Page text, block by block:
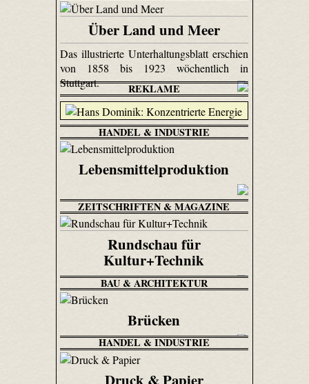
Über Land und Meer
Das illustrierte Unterhaltungsblatt erschien
von 1858 bis 1923 wöchentlich in
Stuttgart.
REKLAME
HANDEL & INDUSTRIE
Lebensmittelproduktion
ZEITSCHRIFTEN & MAGAZINE
Rundschau für
Kultur+Technik
BAU & ARCHITEKTUR
Brücken
HANDEL & INDUSTRIE
Druck & Papier